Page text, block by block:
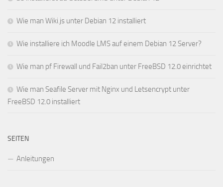
Wie man Wiki.js unter Debian 12 installiert
Wie installiere ich Moodle LMS auf einem Debian 12 Server?
Wie man pf Firewall und Fail2ban unter FreeBSD 12.0 einrichtet
Wie man Seafile Server mit Nginx und Letsencrypt unter
FreeBSD 12.0 installiert
SEITEN
Anleitungen